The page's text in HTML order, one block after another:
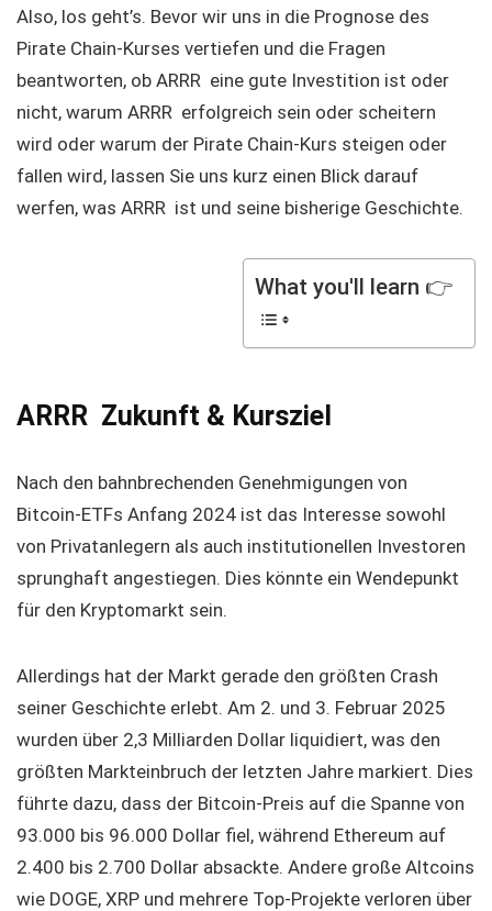
Also, los geht’s. Bevor wir uns in die Prognose des
Pirate Chain-Kurses vertiefen und die Fragen
beantworten, ob ARRR eine gute Investition ist oder
nicht, warum ARRR erfolgreich sein oder scheitern
wird oder warum der Pirate Chain-Kurs steigen oder
fallen wird, lassen Sie uns kurz einen Blick darauf
werfen, was ARRR ist und seine bisherige Geschichte.
What you'll learn 👉
ARRR Zukunft & Kursziel
Nach den bahnbrechenden Genehmigungen von
Bitcoin-ETFs Anfang 2024 ist das Interesse sowohl
von Privatanlegern als auch institutionellen Investoren
sprunghaft angestiegen. Dies könnte ein Wendepunkt
für den Kryptomarkt sein.
Allerdings hat der Markt gerade den größten Crash
seiner Geschichte erlebt. Am 2. und 3. Februar 2025
wurden über 2,3 Milliarden Dollar liquidiert, was den
größten Markteinbruch der letzten Jahre markiert. Dies
führte dazu, dass der Bitcoin-Preis auf die Spanne von
93.000 bis 96.000 Dollar fiel, während Ethereum auf
2.400 bis 2.700 Dollar absackte. Andere große Altcoins
wie DOGE, XRP und mehrere Top-Projekte verloren über